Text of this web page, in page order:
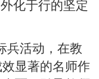
化于行的坚定
兵活动，在教
显著的名师作